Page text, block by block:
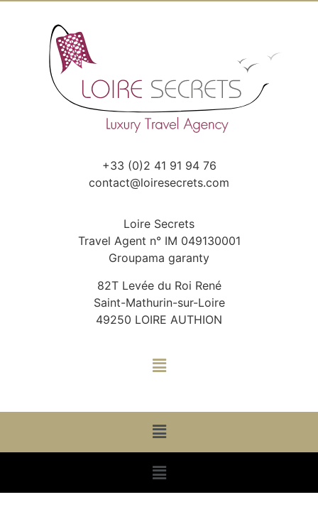
+33 (0)2 41 91 94 76
contact@loiresecrets.com
Loire Secrets
Travel Agent n° IM 049130001
Groupama garanty
82T Levée du Roi René
Saint-Mathurin-sur-Loire
49250 LOIRE AUTHION